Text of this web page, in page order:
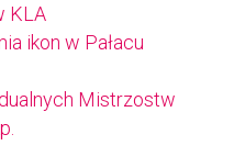
KLA
ikon w Pałacu
Mistrzostw